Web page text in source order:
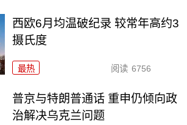
西欧6月均温破纪录 较常年高约3
摄氏度
最热 阅读 6756
普京与特朗普通话 重申仍倾向政
治解决乌克兰问题